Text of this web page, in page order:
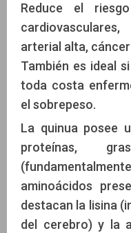
Reduce el
arterial alta,
También es ideal
toda costa
el sobrepeso.
La quinua posee
proteínas,
aminoácidos
destacan la lisina
del cerebro) y la